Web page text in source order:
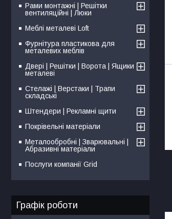
Рами монтажні | Решітки
вентиляційні | Люки
Меблі металеві Loft
Фурнітура пластикова для
металевих меблів
Двері | Решітки | Ворота | Ящики
металеві
Стелажі | Верстаки | Трапи
складські
Штендери | Рекламні щити
Покрівельні матеріали
Металообробні | Зварювальні |
Абразивні матеріали
Послуги компанії Grid
Графік роботи